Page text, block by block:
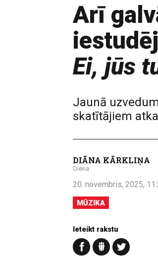
Arī
Ei, jūs
Jaunā
skatītājiem
DIĀNA KĀRKLIŅA
Diena
20. novembris, 2025,
MŪZIKA
Ieteikt rakstu